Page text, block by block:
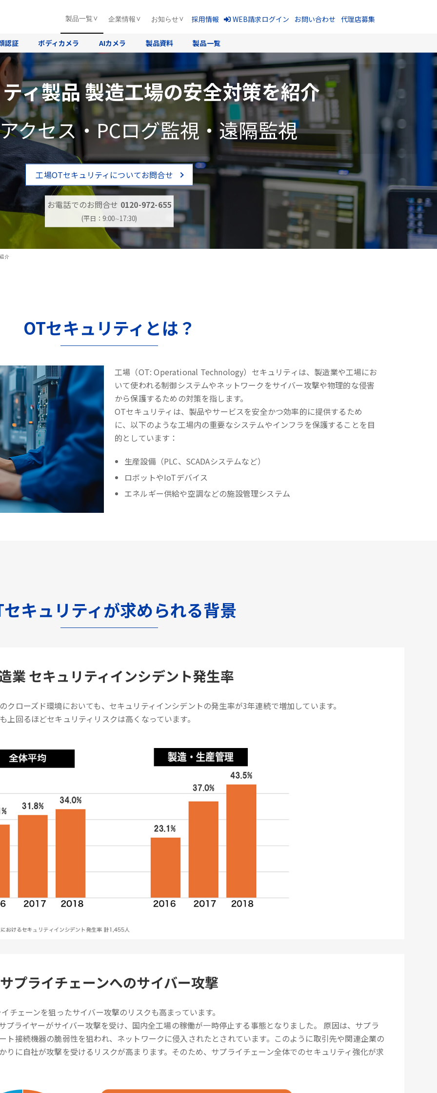
製品一覧
認証 ボディカメラ AIカメラ 製品資料 製品一覧
企業情報 お知らせ 採用情報 WEB請求ログイン お問い合わせ 代理店募集
介
ィ製品 製造工場の安全対策を紹介
クセス・PCログ監視・遠隔監視
工場OTセキュリティについてお問合せ
お電話でのお問合せ 0120-972-655
(平日：9:00∼17:30)
OTセキュリティとは？
工場（OT: Operational Technology）セキュリティは、製造業や工場にお
いて使われる制御システムやネットワークをサイバー攻撃や物理的な侵害
から保護するための対策を指します。
OTセキュリティは、製品やサービスを安全かつ効率的に提供するため
に、以下のような工場内の重要なシステムやインフラを保護することを目
的としています：
生産設備（PLC、SCADAシステムなど）
ロボットやIoTデバイス
エネルギー供給や空調などの施設管理システム
キュリティが求められる背景
業 セキュリティインシデント発生率
ローズド環境においても、セキュリティインシデントの発生率が3年連続で増加しています。
回るほどセキュリティリスクは高くなっています。
サプライチェーンへのサイバー攻撃
チェーンを狙ったサイバー攻撃のリスクも高まっています。
ライヤーがサイバー攻撃を受け、国内全工場の稼働が一時停止する事態となりました。 原因は、サプラ
ト接続機器の脆弱性を狙われ、ネットワークに侵入されたとされています。このように取引先や関連企業の
りに自社が攻撃を受けるリスクが高まります。そのため、サプライチェーン全体でのセキュリティ強化が求